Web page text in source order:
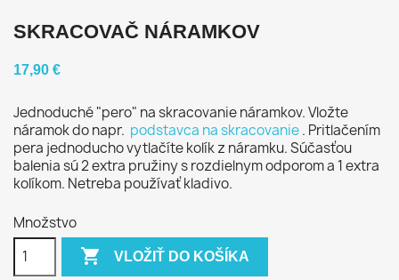
SKRACOVAČ NÁRAMKOV
17,90 €
Jednoduché "pero" na skracovanie náramkov. Vložte
náramok do napr. podstavca na skracovanie. Pritlačením
pera jednoducho vytlačíte kolík z náramku. Súčasťou
balenia sú 2 extra pružiny s rozdielnym odporom a 1 extra
kolíkom. Netreba používať kladivo.
Množstvo
 VLOŽIŤ DO KOŠÍKA